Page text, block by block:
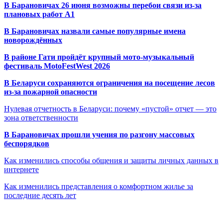
В Барановичах 26 июня возможны перебои связи из-за
плановых работ A1
В Барановичах назвали самые популярные имена
новорождённых
В районе Гати пройдёт крупный мото-музыкальный
фестиваль MotoFestWest 2026
В Беларуси сохраняются ограничения на посещение лесов
из-за пожарной опасности
Нулевая отчетность в Беларуси: почему «пустой» отчет — это
зона ответственности
В Барановичах прошли учения по разгону массовых
беспорядков
Как изменились способы общения и защиты личных данных в
интернете
Как изменились представления о комфортном жилье за
последние десять лет